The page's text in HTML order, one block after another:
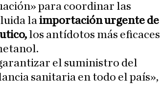
para coordinar las
laimportación urgente de
los antídotos más eficaces
el suministro del
sanitaria en todo el país»,